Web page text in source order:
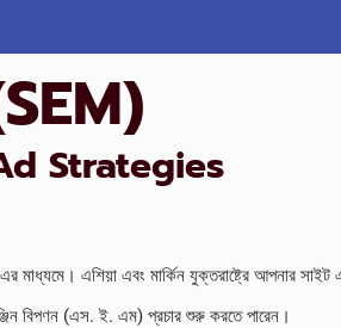
Strategies
এশিয়া এবং মার্কিন যুক্তরাষ্ট্রে আপনার সাইট
বিপণন (এস. ই. এম) প্রচার শুরু করতে পারেন।